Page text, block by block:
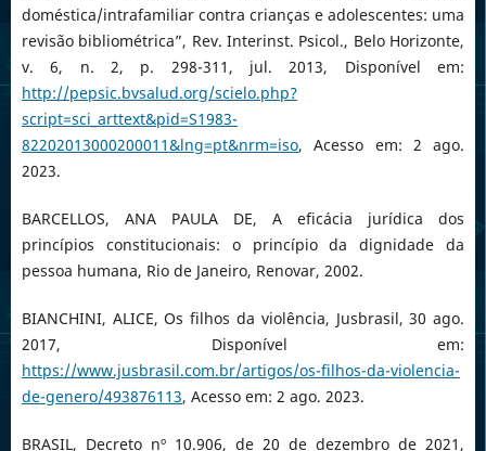
doméstica/intrafamiliar contra crianças e adolescentes: uma
revisão bibliométrica”, Rev. Interinst. Psicol., Belo Horizonte,
v. 6, n. 2, p. 298-311, jul. 2013, Disponível em:
http://pepsic.bvsalud.org/scielo.php?
script=sci_arttext&pid=S1983-
82202013000200011&lng=pt&nrm=iso, Acesso em: 2 ago.
2023.
BARCELLOS, ANA PAULA DE, A eficácia jurídica dos
princípios constitucionais: o princípio da dignidade da
pessoa humana, Rio de Janeiro, Renovar, 2002.
BIANCHINI, ALICE, Os filhos da violência, Jusbrasil, 30 ago.
2017, Disponível em:
https://www.jusbrasil.com.br/artigos/os-filhos-da-violencia-
de-genero/493876113, Acesso em: 2 ago. 2023.
BRASIL, Decreto nº 10.906, de 20 de dezembro de 2021,